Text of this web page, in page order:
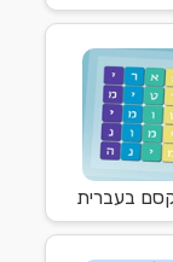
בעברית